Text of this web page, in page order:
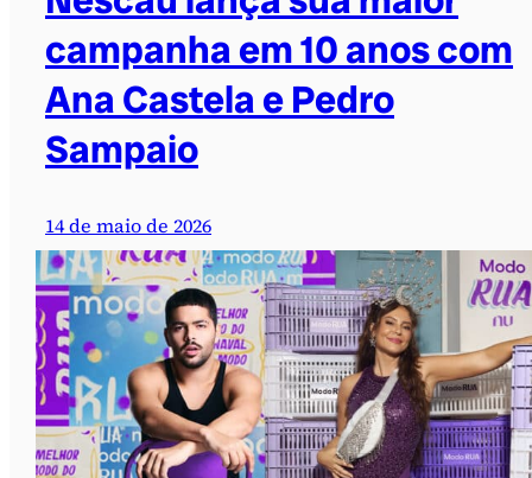
campanha em 10 anos com
Ana Castela e Pedro
Sampaio
14 de maio de 2026